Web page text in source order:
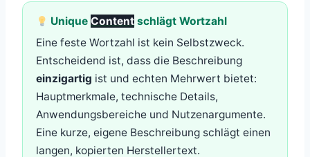
UniqueContent schlägt Wortzahl
Eine feste Wortzahl ist kein Selbstzweck.
Entscheidend ist, dass die Beschreibung
einzigartig ist und echten Mehrwert bietet:
Hauptmerkmale, technische Details,
Anwendungsbereiche und Nutzenargumente.
Eine kurze, eigene Beschreibung schlägt einen
langen, kopierten Herstellertext.